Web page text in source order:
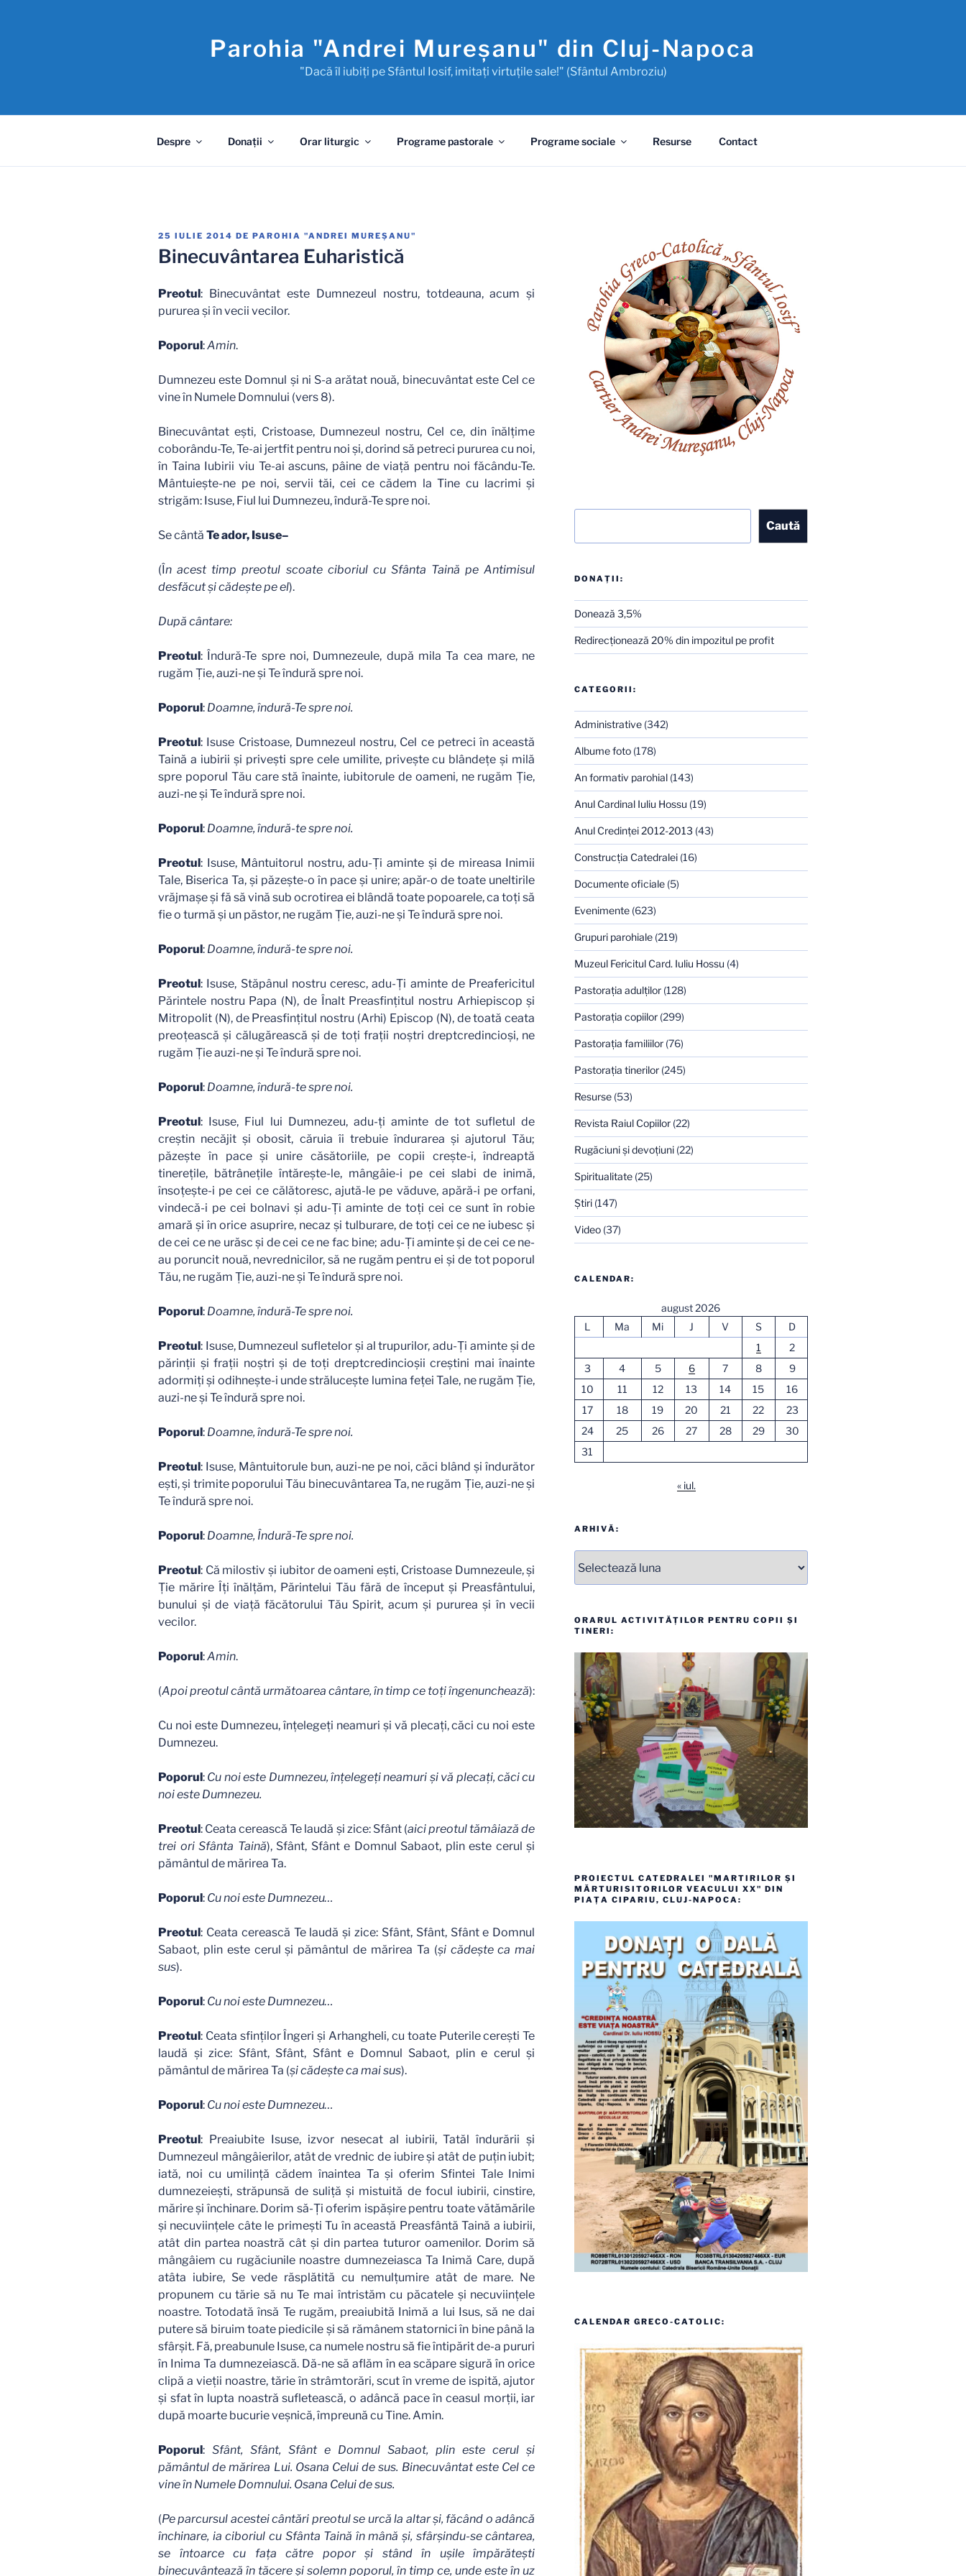
Parohia "Andrei Mureşanu" din Cluj-Napoca
"Dacă îl iubiţi pe Sfântul Iosif, imitaţi virtuţile sale!" (Sfântul Ambroziu)
Despre Donaţii Orar liturgic Programe pastorale Programe sociale Resurse Contact
PUBLICAT
PE
25 IULIE 2014 DE PAROHIA "ANDREI MUREŞANU"
Binecuvântarea Euharistică
Preotul: Binecuvântat este Dumnezeul nostru, totdeauna, acum şi
pururea şi în vecii vecilor.
Poporul:Amin.
Dumnezeu este Domnul şi ni S-a arătat nouă, binecuvântat este Cel ce
vine în Numele Domnului (vers 8).
Binecuvântat eşti, Cristoase, Dumnezeul nostru, Cel ce, din înălţime
coborându-Te, Te-ai jertfit pentru noi şi, dorind să petreci pururea cu noi,
în Taina Iubirii viu Te-ai ascuns, pâine de viaţă pentru noi făcându-Te.
Mântuieşte-ne pe noi, servii tăi, cei ce cădem la Tine cu lacrimi şi
strigăm: Isuse, Fiul lui Dumnezeu, îndură-Te spre noi.
Se cântă Te ador, Isuse–
(În acest timp preotul scoate ciboriul cu Sfânta Taină pe Antimisul
desfăcut şi cădeşte pe el).
După cântare:
Preotul: Îndură-Te spre noi, Dumnezeule, după mila Ta cea mare, ne
rugăm Ţie, auzi-ne şi Te îndură spre noi.
Poporul: Doamne, îndură-Te spre noi.
Preotul: Isuse Cristoase, Dumnezeul nostru, Cel ce petreci în această
Taină a iubirii şi priveşti spre cele umilite, priveşte cu blândeţe şi milă
spre poporul Tău care stă înainte, iubitorule de oameni, ne rugăm Ţie,
auzi-ne şi Te îndură spre noi.
Poporul: Doamne, îndură-te spre noi.
Preotul: Isuse, Mântuitorul nostru, adu-Ţi aminte şi de mireasa Inimii
Tale, Biserica Ta, şi păzeşte-o în pace şi unire; apăr-o de toate uneltirile
vrăjmaşe şi fă să vină sub ocrotirea ei blândă toate popoarele, ca toţi să
fie o turmă şi un păstor, ne rugăm Ţie, auzi-ne şi Te îndură spre noi.
Poporul: Doamne, îndură-te spre noi.
Preotul: Isuse, Stăpânul nostru ceresc, adu-Ţi aminte de Preafericitul
Părintele nostru Papa (N), de Înalt Preasfinţitul nostru Arhiepiscop şi
Mitropolit (N), de Preasfinţitul nostru (Arhi) Episcop (N), de toată ceata
preoţească şi călugărească şi de toţi fraţii noştri dreptcredincioşi, ne
rugăm Ţie auzi-ne şi Te îndură spre noi.
Poporul: Doamne, îndură-te spre noi.
Preotul: Isuse, Fiul lui Dumnezeu, adu-ţi aminte de tot sufletul de
creştin necăjit şi obosit, căruia îi trebuie îndurarea şi ajutorul Tău;
păzeşte în pace şi unire căsătoriile, pe copii creşte-i, îndreaptă
tinereţile, bătrâneţile întăreşte-le, mângâie-i pe cei slabi de inimă,
însoţeşte-i pe cei ce călătoresc, ajută-le pe văduve, apără-i pe orfani,
vindecă-i pe cei bolnavi şi adu-Ţi aminte de toţi cei ce sunt în robie
amară şi în orice asuprire, necaz şi tulburare, de toţi cei ce ne iubesc şi
de cei ce ne urăsc şi de cei ce ne fac bine; adu-Ţi aminte şi de cei ce ne-
au poruncit nouă, nevrednicilor, să ne rugăm pentru ei şi de tot poporul
Tău, ne rugăm Ţie, auzi-ne şi Te îndură spre noi.
Poporul: Doamne, îndură-Te spre noi.
Preotul: Isuse, Dumnezeul sufletelor şi al trupurilor, adu-Ţi aminte şi de
părinţii şi fraţii noştri şi de toţi dreptcredincioşii creştini mai înainte
adormiţi şi odihneşte-i unde străluceşte lumina feţei Tale, ne rugăm Ţie,
auzi-ne şi Te îndură spre noi.
Poporul: Doamne, îndură-Te spre noi.
Preotul: Isuse, Mântuitorule bun, auzi-ne pe noi, căci blând şi îndurător
eşti, şi trimite poporului Tău binecuvântarea Ta, ne rugăm Ţie, auzi-ne şi
Te îndură spre noi.
Poporul: Doamne, Îndură-Te spre noi.
Preotul: Că milostiv şi iubitor de oameni eşti, Cristoase Dumnezeule, şi
Ţie mărire Îţi înălţăm, Părintelui Tău fără de început şi Preasfântului,
bunului şi de viaţă făcătorului Tău Spirit, acum şi pururea şi în vecii
vecilor.
Poporul:Amin.
(Apoi preotul cântă următoarea cântare, în timp ce toţi îngenunchează):
Cu noi este Dumnezeu, înţelegeţi neamuri şi vă plecaţi, căci cu noi este
Dumnezeu.
Poporul: Cu noi este Dumnezeu, înţelegeţi neamuri şi vă plecaţi, căci cu
noi este Dumnezeu.
Preotul: Ceata cerească Te laudă şi zice: Sfânt (aici preotul tămâiază de
trei ori Sfânta Taină), Sfânt, Sfânt e Domnul Sabaot, plin este cerul şi
pământul de mărirea Ta.
Poporul: Cu noi este Dumnezeu…
Preotul: Ceata cerească Te laudă şi zice: Sfânt, Sfânt, Sfânt e Domnul
Sabaot, plin este cerul şi pământul de mărirea Ta (şi cădeşte ca mai
sus).
Poporul: Cu noi este Dumnezeu…
Preotul: Ceata sfinţilor Îngeri şi Arhangheli, cu toate Puterile cereşti Te
laudă şi zice: Sfânt, Sfânt, Sfânt e Domnul Sabaot, plin e cerul şi
pământul de mărirea Ta (şi cădeşte ca mai sus).
Poporul: Cu noi este Dumnezeu…
Preotul: Preaiubite Isuse, izvor nesecat al iubirii, Tatăl îndurării şi
Dumnezeul mângâierilor, atât de vrednic de iubire şi atât de puţin iubit;
iată, noi cu umilinţă cădem înaintea Ta şi oferim Sfintei Tale Inimi
dumnezeieşti, străpunsă de suliţă şi mistuită de focul iubirii, cinstire,
mărire şi închinare. Dorim să-Ţi oferim ispăşire pentru toate vătămările
şi necuviinţele câte le primeşti Tu în această Preasfântă Taină a iubirii,
atât din partea noastră cât şi din partea tuturor oamenilor. Dorim să
mângâiem cu rugăciunile noastre dumnezeiasca Ta Inimă Care, după
atâta iubire, Se vede răsplătită cu nemulţumire atât de mare. Ne
propunem cu tărie să nu Te mai întristăm cu păcatele şi necuviinţele
noastre. Totodată însă Te rugăm, preaiubită Inimă a lui Isus, să ne dai
putere să biruim toate piedicile şi să rămânem statornici în bine până la
sfârşit. Fă, preabunule Isuse, ca numele nostru să fie întipărit de-a pururi
în Inima Ta dumnezeiască. Dă-ne să aflăm în ea scăpare sigură în orice
clipă a vieţii noastre, tărie în strâmtorări, scut în vreme de ispită, ajutor
şi sfat în lupta noastră sufletească, o adâncă pace în ceasul morţii, iar
după moarte bucurie veşnică, împreună cu Tine. Amin.
Poporul: Sfânt, Sfânt, Sfânt e Domnul Sabaot, plin este cerul şi
pământul de mărirea Lui. Osana Celui de sus. Binecuvântat este Cel ce
vine în Numele Domnului. Osana Celui de sus.
(Pe parcursul acestei cântări preotul se urcă la altar şi, făcând o adâncă
închinare, ia ciboriul cu Sfânta Taină în mână şi, sfârşindu-se cântarea,
se întoarce cu faţa către popor şi stând în uşile împărăteşti
binecuvântează în tăcere şi solemn poporul, în timp ce, unde este în uz
Caută
DONAȚII:
Donează 3,5%
Redirecţionează 20% din impozitul pe profit
CATEGORII:
Administrative(342)
Albume foto(178)
An formativ parohial(143)
Anul Cardinal Iuliu Hossu (19)
Anul Credinţei 2012-2013 (43)
Construcţia Catedralei(16)
Documente oficiale(5)
Evenimente(623)
Grupuri parohiale(219)
Muzeul Fericitul Card. Iuliu Hossu (4)
Pastoraţia adulţilor(128)
Pastoraţia copiilor(299)
Pastoraţia familiilor(76)
Pastoraţia tinerilor(245)
Resurse(53)
Revista Raiul Copiilor(22)
Rugăciuni şi devoţiuni(22)
Spiritualitate(25)
Ştiri(147)
Video(37)
CALENDAR:
august 2026
L
Ma Mi J V S
D
1
2
3
4 5 6 7 8
9
10
11 12 13 14 15
16
17
18 19 20 21 22
23
24
25 26 27 28 29
30
31
« iul.
ARHIVĂ:
ORARUL ACTIVITĂȚILOR PENTRU COPII ȘI
TINERI:
PROIECTUL CATEDRALEI "MARTIRILOR ȘI
MĂRTURISITORILOR VEACULUI XX" DIN
PIAȚA CIPARIU, CLUJ-NAPOCA:
CALENDAR GRECO-CATOLIC: